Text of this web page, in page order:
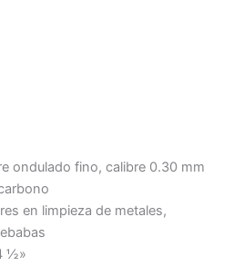
ondulado fino, calibre 0.30 mm
en limpieza de metales,
½»